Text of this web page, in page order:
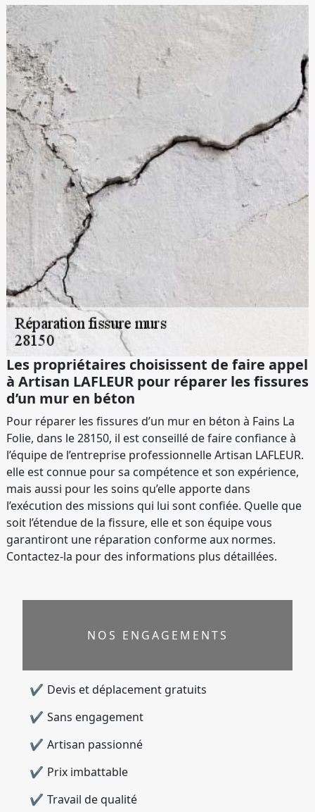
Les propriétaires choisissent de faire appel
à Artisan LAFLEUR pour réparer les fissures
d’un mur en béton
Pour réparer les fissures d’un mur en béton à Fains La
Folie, dans le 28150, il est conseillé de faire confiance à
l’équipe de l’entreprise professionnelle Artisan LAFLEUR.
elle est connue pour sa compétence et son expérience,
mais aussi pour les soins qu’elle apporte dans
l’exécution des missions qui lui sont confiée. Quelle que
soit l’étendue de la fissure, elle et son équipe vous
garantiront une réparation conforme aux normes.
Contactez-la pour des informations plus détaillées.
NOS ENGAGEMENTS
Devis et déplacement gratuits
Sans engagement
Artisan passionné
Prix imbattable
Travail de qualité